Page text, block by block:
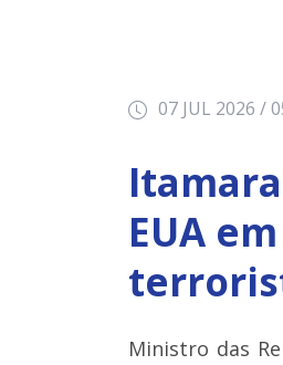
07 JUL 2026 /
EUA
Ministro das